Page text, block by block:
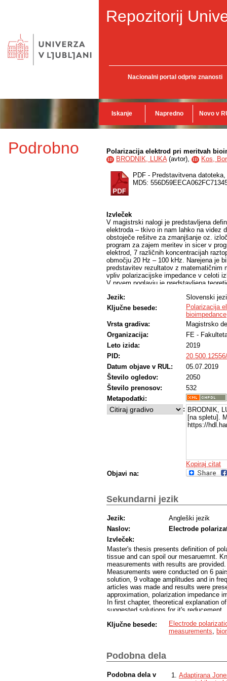
Repozitorij
Nacionalni portal odprte znanosti
Iskanje Napredno Novo v
Podrobno Polarizacija elektrod pri meritvah
ID BRODNIK, LUKA(avtor), ID Kos, Bor
PDF - Predstavitvena datoteka,
MD5:
Izvleček
V magistrski nalogi je predstavljena
elektroda – tkivo in nam lahko na videz
obstoječe rešitve za zmanjšanje oz.
program za zajem meritev in sicer v
elektrod, 7 različnih koncentracijah
območju 20 Hz – 100 kHz. Narejena je
predstavitev rezultatov z matematičnim
vpliv polarizacijske impedance v celoti
V prvem poglavju je predstavljena
Drugo poglavje opisuje uporabo
Tretje poglavje navede pomembne
merilnega sistema, napisan program
Četrto poglavje prikazuje rezultate, kjer
od drugega parametra. Parametri so
elektrode, debelina elektrode, dolžina
nazorno pokažejo, pri katerih
upornosti R, kapacitivnosti C ter
razumevanja pojem absolutne
Peto poglavje rezultate meritev
matematičnega modela za več različnih
je poizkus matematične aproksimacije
Šesto poglavje povzema ugotovitve
primerjavo z visokoznanstvenim
možne izboljšave oz. nadgradnje
Zadnje poglavje podaja zaključke naloge.
Ugotovitev naloge je, da je
uporabo pravilnega matematičnega
Jezik:
Slovenski
Ključne besede:
Polarizacija
bioimpedance
Vrsta gradiva:
Magistrsko
Organizacija:
FE -
Leto izida:
2019
PID:
Datum objave v RUL:
05.07.2019
Število ogledov:
2050
Število prenosov:
532
Metapodatki:
: BRODNIK,
[na spletu].
https://
Kopiraj citat
Objavi na:
Sekundarni jezik
Jezik:
Angleški jezik
Naslov:
Electrode
Izvleček:
Master's thesis presents definition of
tissue and can spoil our mesaruemnt.
measurements with results are
Measurements were conducted on 6
solution, 9 voltage amplitudes and in
articles was made and results were
approximation, polarization impedance
In first chapter, theoretical explanation
suggested solutions for it's reducement.
processes is presented.
Third chapter presents data of used
particular parameter. Parameters are
electrode thickness, electrode length
clear to determine where polarization
capacitance C and calculated absolute
Ključne besede:
Electrode
measurements
Podobna dela
Podobna dela v
Adaptirana